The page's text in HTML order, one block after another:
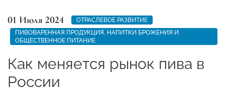
01 Июля 2024
ОТРАСЛЕВОЕ РАЗВИТИЕ
ПИВОВАРЕННАЯ ПРОДУКЦИЯ, НАПИТКИ БРОЖЕНИЯ И
ОБЩЕСТВЕННОЕ ПИТАНИЕ
Как меняется рынок пива в
России